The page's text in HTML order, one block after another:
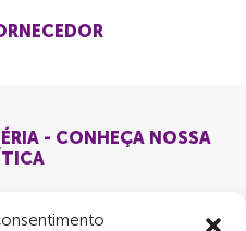
- CONHEÇA NOSSA